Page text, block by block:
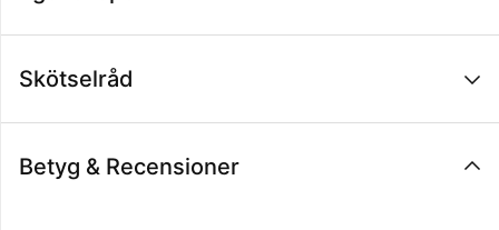
Skötselråd
Betyg & Recensioner